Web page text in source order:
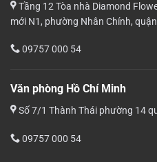
Tầng 12 Tòa nhà Diamond
mới N1, phường Nhân Chính,
09757 000 54
Văn phòng Hồ Chí Minh
Số 7/1 Thành Thái phường 14
09757 000 54